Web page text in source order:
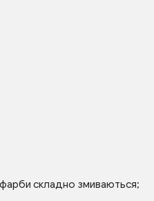
фарби складно змиваються;